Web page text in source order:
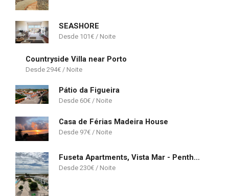
SEASHORE
101€
Countryside Villa near Porto
294€
Pátio da Figueira
60€
Casa de Férias Madeira House
97€
Fuseta Apartments, Vista Mar - Penthouse
230€